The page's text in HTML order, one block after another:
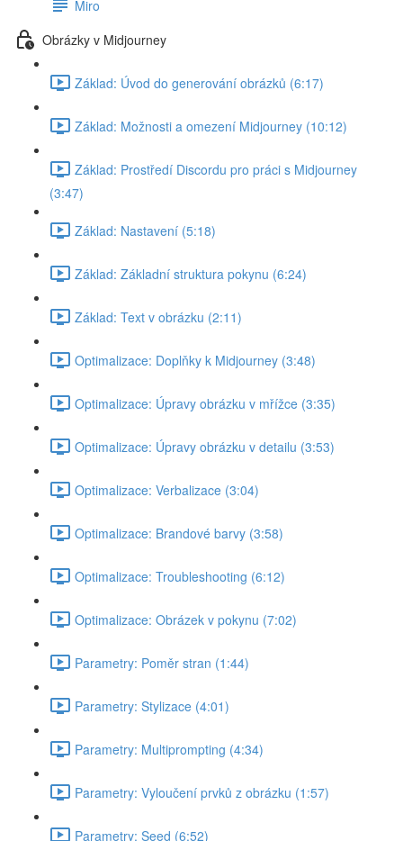
Miro
Obrázky v Midjourney
Základ: Úvod do generování obrázků (6:17)
Základ: Možnosti a omezení Midjourney (10:12)
Základ: Prostředí Discordu pro práci s Midjourney
(3:47)
Základ: Nastavení (5:18)
Základ: Základní struktura pokynu (6:24)
Základ: Text v obrázku (2:11)
Optimalizace: Doplňky k Midjourney (3:48)
Optimalizace: Úpravy obrázku v mřížce (3:35)
Optimalizace: Úpravy obrázku v detailu (3:53)
Optimalizace: Verbalizace (3:04)
Optimalizace: Brandové barvy (3:58)
Optimalizace: Troubleshooting (6:12)
Optimalizace: Obrázek v pokynu (7:02)
Parametry: Poměr stran (1:44)
Parametry: Stylizace (4:01)
Parametry: Multiprompting (4:34)
Parametry: Vyloučení prvků z obrázku (1:57)
Parametry: Seed (6:52)